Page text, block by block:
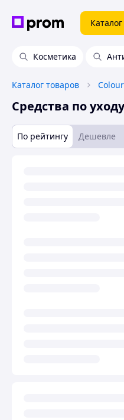
Каталог
Косметика
Каталог товаров
Средства по
По рейтингу Дешевле